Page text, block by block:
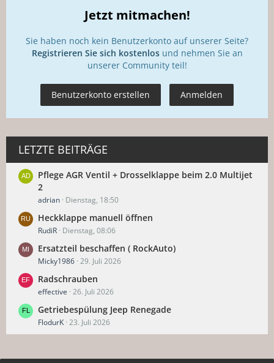
Jetzt mitmachen!
Sie haben noch kein Benutzerkonto auf unserer Seite?
Registrieren Sie sich kostenlosund nehmen Sie an
unserer Community teil!
Benutzerkonto erstellen Anmelden
LETZTE BEITRÄGE
Pflege AGR Ventil + Drosselklappe beim 2.0 Multijet
2
adrian Dienstag, 18:50
Heckklappe manuell öffnen
RudiR Dienstag, 08:06
Ersatzteil beschaffen ( RockAuto)
Micky1986 29. Juli 2026
Radschrauben
effective 26. Juli 2026
Getriebespülung Jeep Renegade
FlodurK 23. Juli 2026